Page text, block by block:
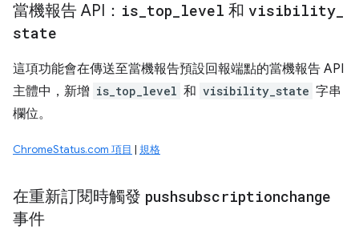
當機報告 API： is top level 和 visibility
state
這項功能會在傳送至當機報告預設回報端點的當機報告 API
主體中，新增 is_top_level 和 visibility_state 字串
欄位。
ChromeStatus.com 項目 | 規格
在重新訂閱時觸發 pushsubscriptionchange
事件